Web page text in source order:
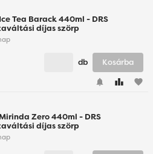
Tea Barack 440ml - DRS
díjas szörp
favorite
db Kosárba
Zero 440ml - DRS
díjas szörp